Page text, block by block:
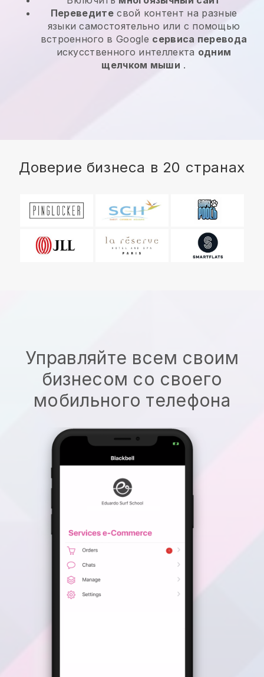
Переведитесвой контент на разные
языки самостоятельно или с помощью
встроенного в Google сервиса перевода
искусственного интеллекта одним
щелчком мыши .
Доверие бизнеса в 20 странах
Управляйте всем своим
бизнесом со своего
мобильного телефона